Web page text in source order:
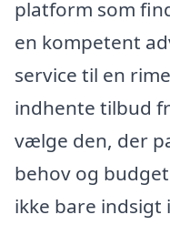
platform som
en kompetent
service til en
indhente tilbud
vælge den, der
behov og
ikke bare